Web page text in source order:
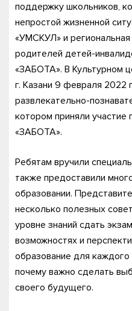
поддержку школьников,
непростой жизненной
«УМСКУЛ» и
родителей детей-
«ЗАБОТА». В Культурном
г. Казани 9 февраля 2022
развлекательно-
котором приняли участие
«ЗАБОТА».
Ребятам вручили
также предоставили
образовании.
несколько полезных
уровне знаний сдать
возможностях и
образование для каждого
почему важно сделать
своего будущего.